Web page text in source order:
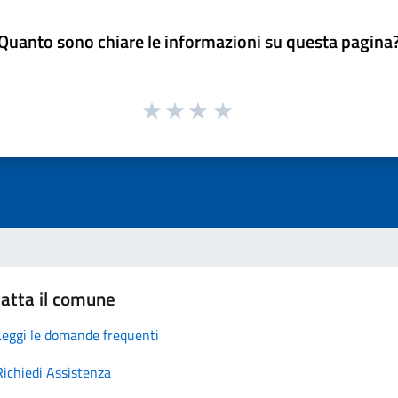
sono chiare le informazioni su questa
il comune
le domande frequenti
Assistenza